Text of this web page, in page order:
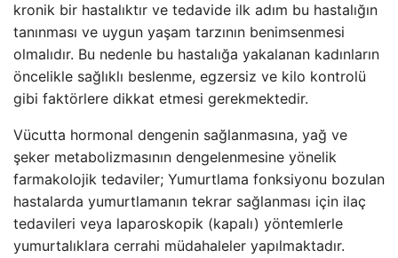
kronik bir hastalıktır ve tedavide ilk adım bu hastalığın
tanınması ve uygun yaşam tarzının benimsenmesi
olmalıdır. Bu nedenle bu hastalığa yakalanan kadınların
öncelikle sağlıklı beslenme, egzersiz ve kilo kontrolü
gibi faktörlere dikkat etmesi gerekmektedir.
Vücutta hormonal dengenin sağlanmasına, yağ ve
şeker metabolizmasının dengelenmesine yönelik
farmakolojik tedaviler; Yumurtlama fonksiyonu bozulan
hastalarda yumurtlamanın tekrar sağlanması için ilaç
tedavileri veya laparoskopik (kapalı) yöntemlerle
yumurtalıklara cerrahi müdahaleler yapılmaktadır.